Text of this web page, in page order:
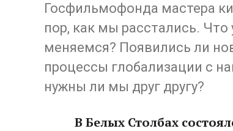
Госфильмофонда мастера
пор, как мы расстались.
меняемся? Появились ли
процессы глобализации с
нужны ли мы друг другу?
В Белых Столбах